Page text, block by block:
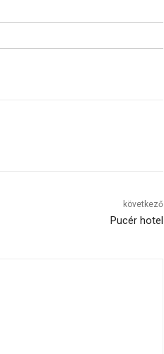
következő
Pucér hotel